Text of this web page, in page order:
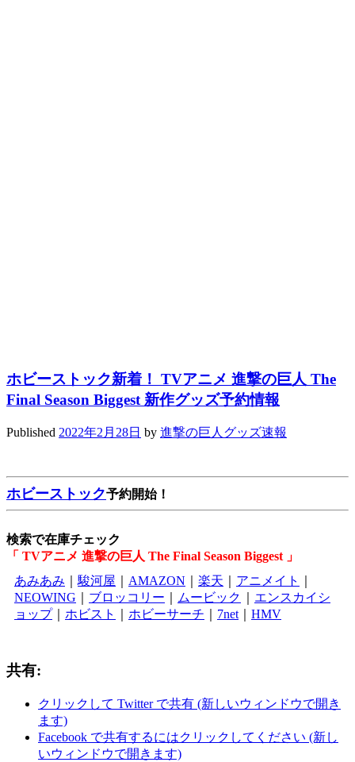
ホビーストック新着！ TVアニメ 進撃の巨人 The
Final Season Biggest 新作グッズ予約情報
Published 2022年2月28日 by 進撃の巨人グッズ速報
ホビーストック予約開始！
検索で在庫チェック
「 TVアニメ 進撃の巨人 The Final Season Biggest 」
あみあみ
駿河屋 AMAZON 楽天 アニメイト
NEOWING
ブロッコリー ムービック
エンスカイシ
ョップ｜ ホビスト ホビーサーチ 7net HMV
共有:
クリックして Twitter で共有 (新しいウィンドウで開き
ます)
Facebook で共有するにはクリックしてください (新し
いウィンドウで開きます)